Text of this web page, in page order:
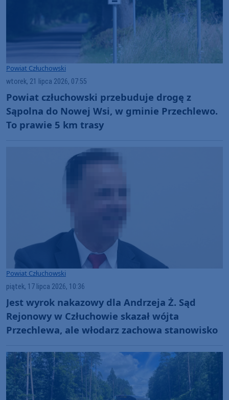
Powiat Człuchowski
wtorek, 21 lipca 2026, 07:55
Powiat człuchowski przebuduje drogę z
Sąpolna do Nowej Wsi, w gminie Przechlewo.
To prawie 5 km trasy
Powiat Człuchowski
piątek, 17 lipca 2026, 10:36
Jest wyrok nakazowy dla Andrzeja Ż. Sąd
Rejonowy w Człuchowie skazał wójta
Przechlewa, ale włodarz zachowa stanowisko